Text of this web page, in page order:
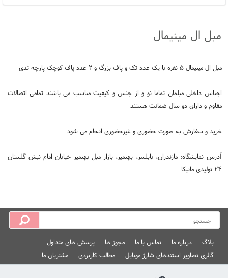
مبل ال مینیمال
مبل ال مینیمال ۵ نفره با یک عدد تک و پاف بزرگ و ۲ عدد پاف کوچک پارچه تدی
اجناس داخلی مبلمان تماما نو و از جنس و کیفیت مناسب می باشند تمامی اتصالات
مقاوم و دارای دو سال ضمانت هستند
خرید و سفارش به صورت حضوری و غیرحضوری انحام می شود
آدرس نمایشگاه: مازندران، بابلسر، بهنمیر، بازار مبل بهنمیر خیابان امام نبش گلستان
۲۴ تولیدی ماتیکا
بلاگ درباره ما تماس با ما مجوز ها
پرسش های متداول
گالری تصاویر استندهای شارژ موبایل
مطالب کاربردی مشتریان ما